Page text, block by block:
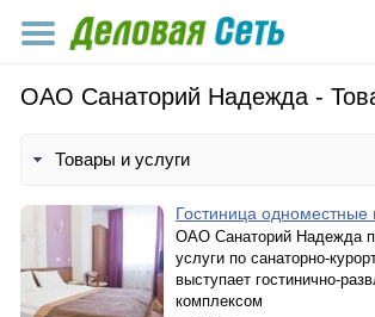
ОАО Санаторий Надежда -
Товары и услуги
Гостиница одноместные
ОАО Санаторий Надежда
услуги по санаторно-
выступает гостинично-
комплексом